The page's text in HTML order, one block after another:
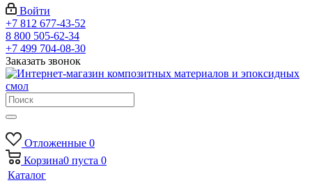
Войти
+7 812 677-43-52
8 800 505-62-34
+7 499 704-08-30
Заказать звонок
Отложенные 0
Корзина0 пуста 0
Каталог